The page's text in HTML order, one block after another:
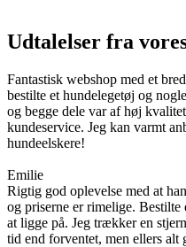
Udtalelser fra
Fantastisk webshop med et
bestilte et hundelegetøj og
og begge dele var af høj
kundeservice. Jeg kan varmt
hundeelskere!
Emilie
Rigtig god oplevelse med at
og priserne er rimelige.
at ligge på. Jeg trækker en
tid end forventet, men ellers alt